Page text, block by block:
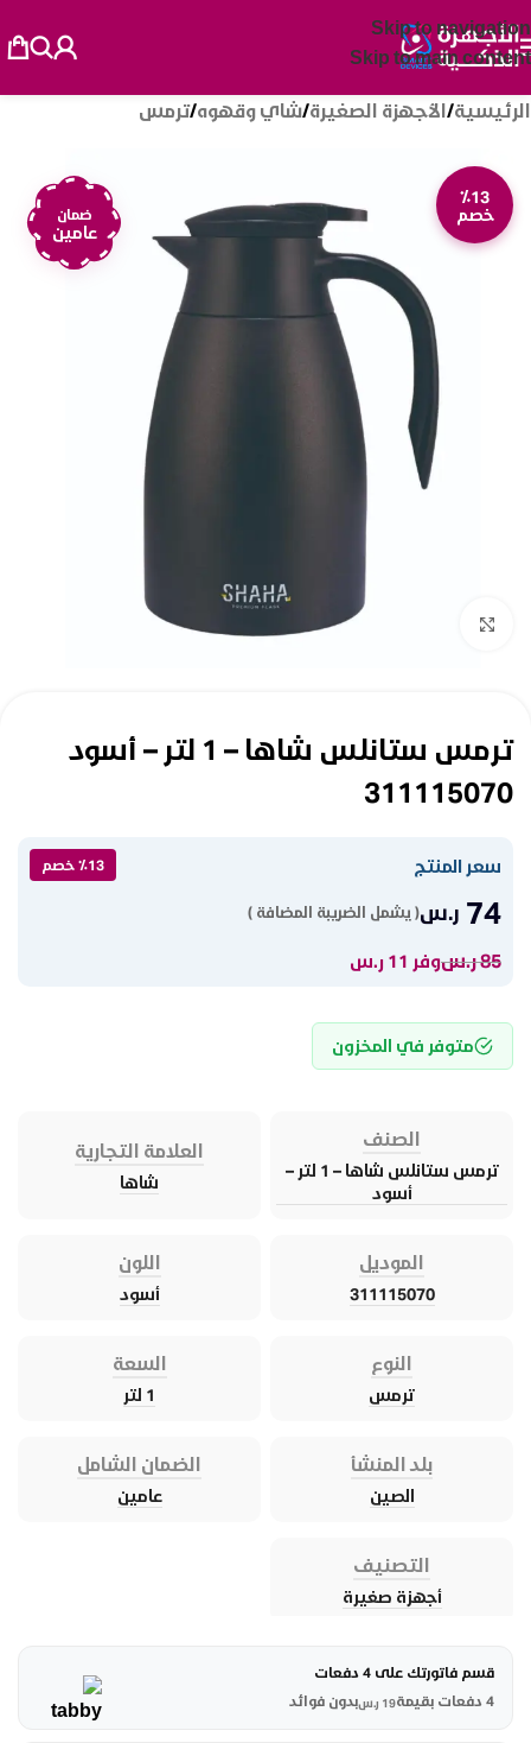
Skip to navigation
Skip to main content
الرئيسية/الأجهزة الصغيرة/شاي وقهوه/ترمس
٪13
خصم
ضمان
عامين
Click to enlarge
ترمس ستانلس شاها – 1 لتر – أسود
311115070
سعر المنتج ٪13 خصم
74 ر.س( يشمل الضريبة المضافة )
85ر.سوفر 11 ر.س
متوفر في المخزون
الصنف
ترمس ستانلس شاها – 1 لتر –
أسود
العلامة التجارية
شاها
الموديل
311115070
اللون
أسود
النوع
ترمس
السعة
1 لتر
بلد المنشأ
الصين
الضمان الشامل
عامين
التصنيف
أجهزة صغيرة
قسم فاتورتك على 4 دفعات
4 دفعات بقيمة
19 ر.سبدون فوائد